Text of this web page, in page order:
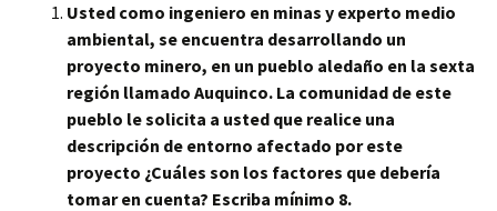
Usted como ingeniero en minas y experto medio
ambiental, se encuentra desarrollando un
proyecto minero, en un pueblo aledaño en la sexta
región llamado Auquinco. La comunidad de este
pueblo le solicita a usted que realice una
descripción de entorno afectado por este
proyecto ¿Cuáles son los factores que debería
tomar en cuenta? Escriba mínimo 8.